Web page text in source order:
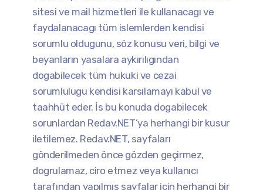
sitesi ve mail hizmetleri ile kullanacagı ve
faydalanacagı tüm islemlerden kendisi
sorumlu oldugunu, söz konusu veri, bilgi ve
beyanların yasalara aykırılıgından
dogabilecek tüm hukuki ve cezai
sorumlulugu kendisi karsılamayı kabul ve
taahhüt eder. İs bu konuda dogabilecek
sorunlardan Redav.NET’ya herhangi bir kusur
iletilemez. Redav.NET, sayfaları
gönderilmeden önce gözden geçirmez,
dogrulamaz, ciro etmez veya kullanıcı
tarafından yapılmıs sayfalar için herhangi bir